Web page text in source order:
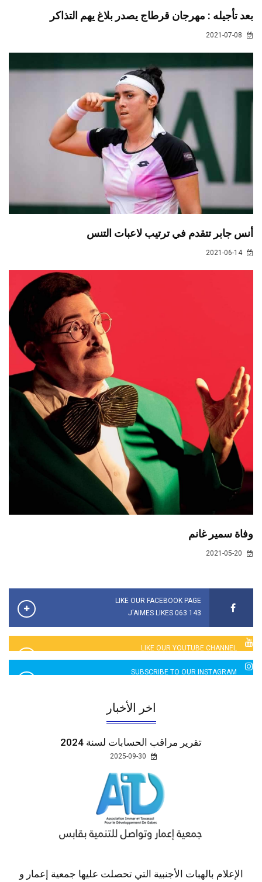
بعد تأجيله : مهرجان قرطاج يصدر بلاغ يهم التذاكر
أنس جابر تتقدم في ترتيب لاعبات التنس
2021-06-14
وفاة سمير غانم
LIKE OUR FACEBOOK PAGE
143 063 J'AIMES LIKES
LIKE OUR YOUTUBE CHANNEL
2760 LIKES
SUBSCRIBE TO OUR INSTAGRAM
اخر الأخبار
تقرير مراقب الحسابات لسنة 2024
الإعلام بالهبات الأجنبية التي تحصلت عليها جمعية إعمار و